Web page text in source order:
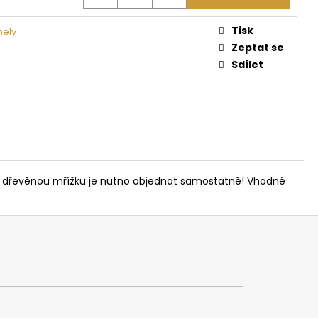
Tisk
Zeptat se
Sdílet
mřížku je nutno objednat samostatně! Vhodné
DŘEVO HARVIA